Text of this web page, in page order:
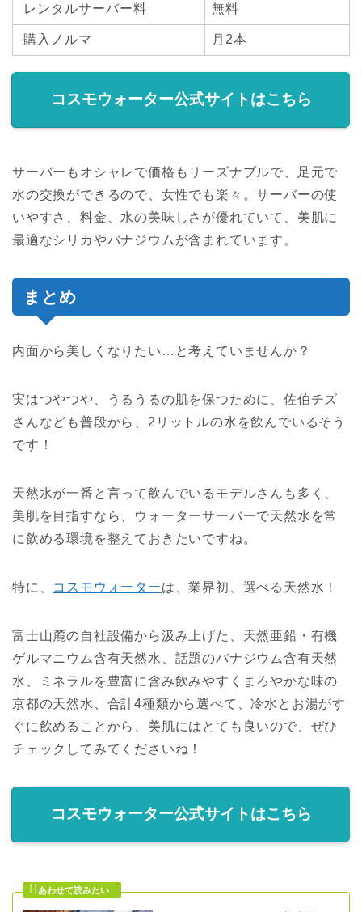
レンタルサーバー料 無料
購入ノルマ 月2本
コスモウォーター公式サイトはこちら
サーバーもオシャレで価格もリーズナブルで、足元で
水の交換ができるので、 女性でも楽々。サーバーの使
いやすさ、料金、水の美味しさが優れていて、美肌に
最適なシリカやバナジウムが含まれています。
まとめ
内面から美しくなりたい…と考えていませんか？
実はつやつや、うるうるの肌を保つために、佐伯チズ
さんなども普段から、2リットルの水を飲んでいるそう
です！
天然水が一番と言って飲んでいるモデルさんも多く、
美肌を目指すなら、ウォーターサーバーで天然水を常
に飲める環境を整えておきたいですね。
特に、 コスモウォーターは、業界初、選べる天然水！
富士山麓の自社設備から汲み上げた、天然亜鉛・有機
ゲルマニウム含有天然水、話題のバナジウム含有天然
水、ミネラルを豊富に含み飲みやすくまろやかな味の
京都の天然水、合計4種類から選べて、冷水とお湯がす
ぐに飲めることから、美肌にはとても良いので、ぜひ
チェックしてみてくださいね！
コスモウォーター公式サイトはこちら